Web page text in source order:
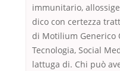
immunitario,
dico con certezza
di Motilium Generico
Tecnologia, Social
lattuga di. Chi può